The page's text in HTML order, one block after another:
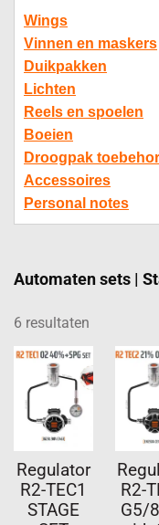
Wings
Vinnen en maskers
Duikpakken
Lichten
Reels en spoelen
Boeien
Droogpak
Accessoires
Personal notes
Automaten sets |
6 resultaten
Regulator
R2-TEC1
STAGE
R2-
G5/